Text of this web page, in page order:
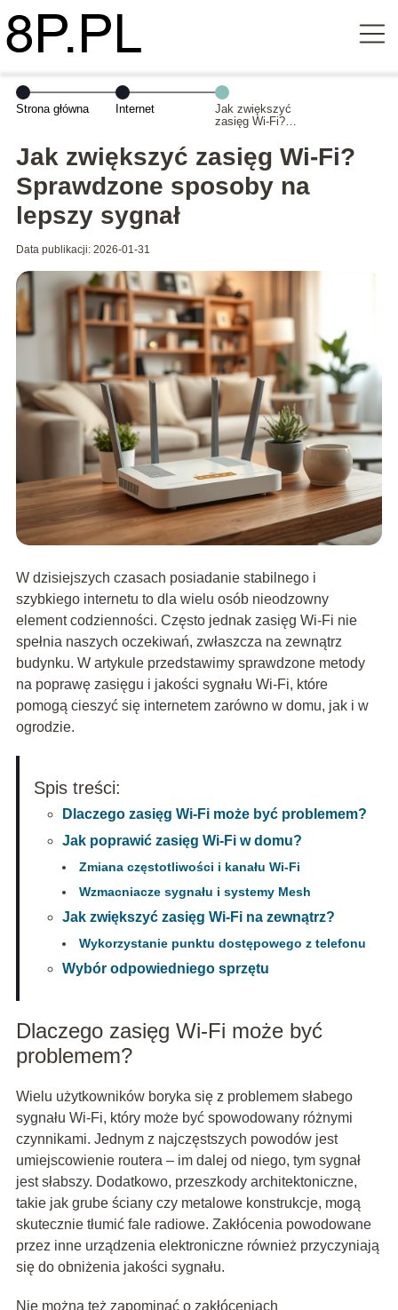
Strona główna Internet
Jak zwiększyć
zasięg Wi-Fi?
sposoby na
lepszy sygnał
Jak zwiększyć zasięg Wi-Fi?
Sprawdzone sposoby na
lepszy sygnał
Data publikacji: 2026-01-31
W dzisiejszych czasach posiadanie stabilnego i
szybkiego internetu to dla wielu osób nieodzowny
element codzienności. Często jednak zasięg Wi-Fi nie
spełnia naszych oczekiwań, zwłaszcza na zewnątrz
budynku. W artykule przedstawimy sprawdzone metody
na poprawę zasięgu i jakości sygnału Wi-Fi, które
pomogą cieszyć się internetem zarówno w domu, jak i w
ogrodzie.
Spis treści:
Dlaczego zasięg Wi-Fi może być problemem?
Jak poprawić zasięg Wi-Fi w domu?
Zmiana częstotliwości i kanału Wi-Fi
Wzmacniacze sygnału i systemy Mesh
Jak zwiększyć zasięg Wi-Fi na zewnątrz?
Wykorzystanie punktu dostępowego z telefonu
Wybór odpowiedniego sprzętu
Dlaczego zasięg Wi-Fi może być
problemem?
Wielu użytkowników boryka się z problemem słabego
sygnału Wi-Fi, który może być spowodowany różnymi
czynnikami. Jednym z najczęstszych powodów jest
umiejscowienie routera – im dalej od niego, tym sygnał
jest słabszy. Dodatkowo, przeszkody architektoniczne,
takie jak grube ściany czy metalowe konstrukcje, mogą
skutecznie tłumić fale radiowe. Zakłócenia powodowane
przez inne urządzenia elektroniczne również przyczyniają
się do obniżenia jakości sygnału.
Nie można też zapominać o zakłóceniach